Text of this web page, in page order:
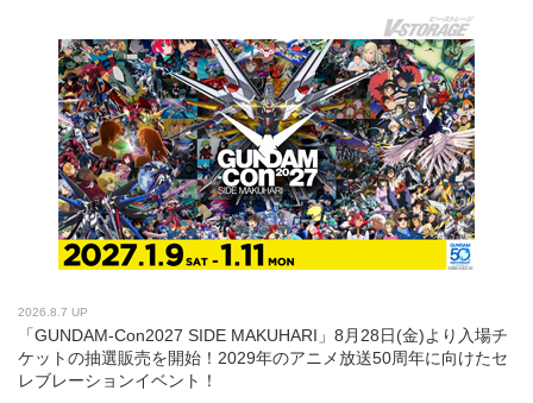
2026.8.7 UP
「GUNDAM-Con2027 SIDE MAKUHARI」8月28日(金)より入場チ
ケットの抽選販売を開始！2029年のアニメ放送50周年に向けたセ
レブレーションイベント！